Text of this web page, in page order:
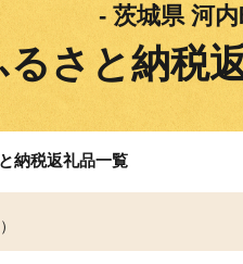
- 茨城県 河
るさと納税
納税返礼品一覧